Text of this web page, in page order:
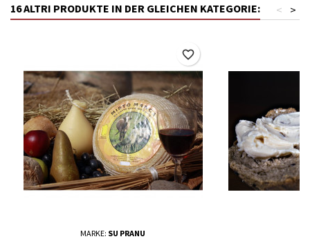
16 ALTRI PRODUKTE IN DER GLEICHEN KATEGORIE: >
<
MARKE: SU PRANU
favorite_border